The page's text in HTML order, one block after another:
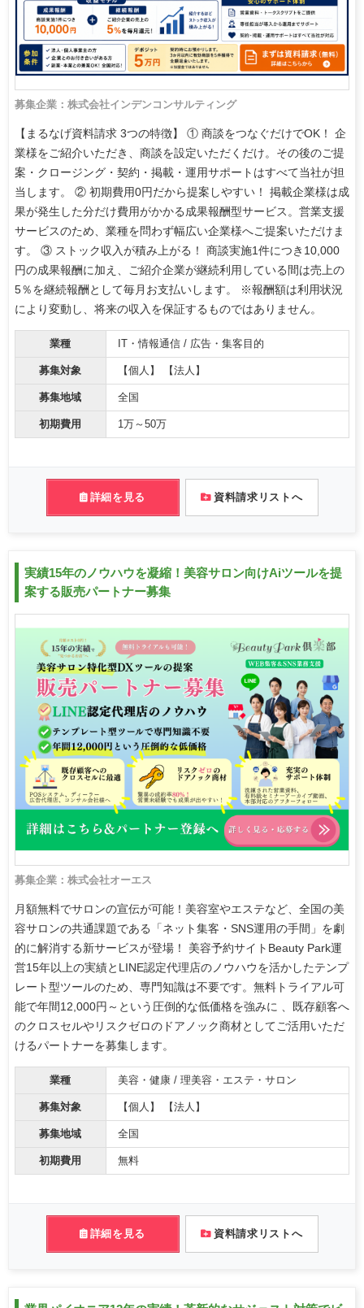
募集企業：株式会社インデンコンサルティング
【まるなげ資料請求 3つの特徴】 ① 商談をつなぐだけでOK！ 企
業様をご紹介いただき、商談を設定いただくだけ。その後のご提
案・クロージング・契約・掲載・運用サポートはすべて当社が担
当します。 ② 初期費用0円だから提案しやすい！ 掲載企業様は成
果が発生した分だけ費用がかかる成果報酬型サービス。営業支援
サービスのため、業種を問わず幅広い企業様へご提案いただけま
す。 ③ ストック収入が積み上がる！ 商談実施1件につき10,000
円の成果報酬に加え、ご紹介企業が継続利用している間は売上の
5％を継続報酬として毎月お支払いします。 ※報酬額は利用状況
により変動し、将来の収入を保証するものではありません。
業種 IT・情報通信 / 広告・集客目的
募集対象 【個人】 【法人】
募集地域 全国
初期費用 1万～50万
詳細を見る 資料請求リストへ
実績15年のノウハウを凝縮！美容サロン向けAiツールを提
案する販売パートナー募集
募集企業：株式会社オーエス
月額無料でサロンの宣伝が可能！美容室やエステなど、全国の美
容サロンの共通課題である「ネット集客・SNS運用の手間」を劇
的に解消する新サービスが登場！ 美容予約サイトBeauty Park運
営15年以上の実績とLINE認定代理店のノウハウを活かしたテンプ
レート型ツールのため、専門知識は不要です。無料トライアル可
能で年間12,000円～という圧倒的な低価格を強みに 、既存顧客へ
のクロスセルやリスクゼロのドアノック商材としてご活用いただ
けるパートナーを募集します。
業種 美容・健康 / 理美容・エステ・サロン
募集対象 【個人】 【法人】
募集地域 全国
初期費用 無料
詳細を見る 資料請求リストへ